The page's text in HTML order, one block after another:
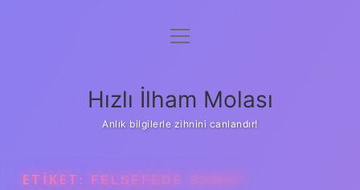
Anasayfa
Yasal Uyarı
menüyü
Hızlı İlham Molası
Anlık bilgilerle zihnini canlandır!
ETIKET: FELSEFEDE SANAT